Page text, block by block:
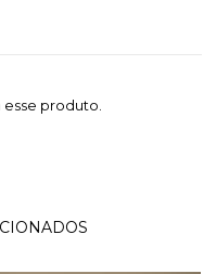
esse produto.